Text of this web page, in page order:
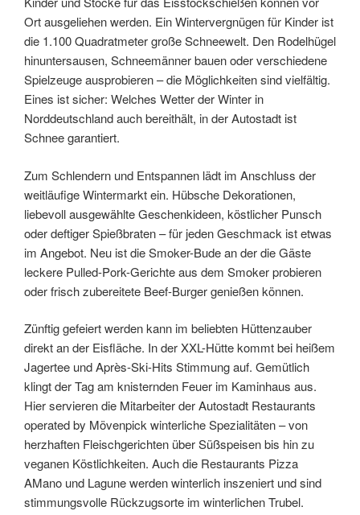
Ort ausgeliehen werden. Ein Wintervergnügen für Kinder ist
die 1.100 Quadratmeter große Schneewelt. Den Rodelhügel
hinuntersausen, Schneemänner bauen oder verschiedene
Spielzeuge ausprobieren – die Möglichkeiten sind vielfältig.
Eines ist sicher: Welches Wetter der Winter in
Norddeutschland auch bereithält, in der Autostadt ist
Schnee garantiert.
Zum Schlendern und Entspannen lädt im Anschluss der
weitläufige Wintermarkt ein. Hübsche Dekorationen,
liebevoll ausgewählte Geschenkideen, köstlicher Punsch
oder deftiger Spießbraten – für jeden Geschmack ist etwas
im Angebot. Neu ist die Smoker-Bude an der die Gäste
leckere Pulled-Pork-Gerichte aus dem Smoker probieren
oder frisch zubereitete Beef-Burger genießen können.
Zünftig gefeiert werden kann im beliebten Hüttenzauber
direkt an der Eisfläche. In der XXL-Hütte kommt bei heißem
Jagertee und Après-Ski-Hits Stimmung auf. Gemütlich
klingt der Tag am knisternden Feuer im Kaminhaus aus.
Hier servieren die Mitarbeiter der Autostadt Restaurants
operated by Mövenpick winterliche Spezialitäten – von
herzhaften Fleischgerichten über Süßspeisen bis hin zu
veganen Köstlichkeiten. Auch die Restaurants Pizza
AMano und Lagune werden winterlich inszeniert und sind
stimmungsvolle Rückzugsorte im winterlichen Trubel.